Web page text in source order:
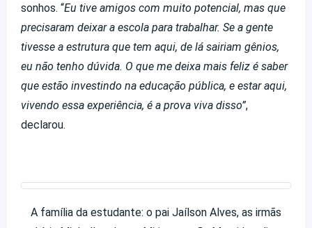
sonhos. “Eu tive amigos com muito potencial, mas que
precisaram deixar a escola para trabalhar. Se a gente
tivesse a estrutura que tem aqui, de lá sairiam gênios,
eu não tenho dúvida. O que me deixa mais feliz é saber
que estão investindo na educação pública, e estar aqui,
vivendo essa experiência, é a prova viva disso”,
declarou.
A família da estudante: o pai Jaílson Alves, as irmãs